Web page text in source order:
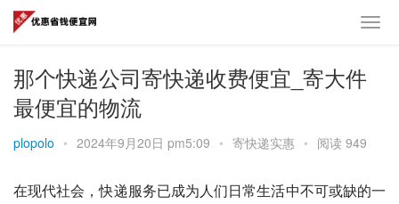
那个快递公司寄快递收费便宜_寄大件
最便宜的物流
plopolo • 2024年9月20日 pm5:09 • 寄快递实惠 • 阅读 949
在现代社会，快递服务已成为人们日常生活中不可或缺的一